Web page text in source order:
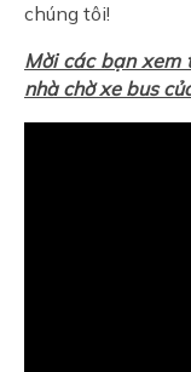
chúng tôi!
Mời các bạn xem
nhà chờ xe bus